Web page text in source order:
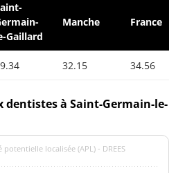
Gaillard
Manche France
32.15 34.56
dentistes à Saint-Germain-le-
localisée (APL) - DREES